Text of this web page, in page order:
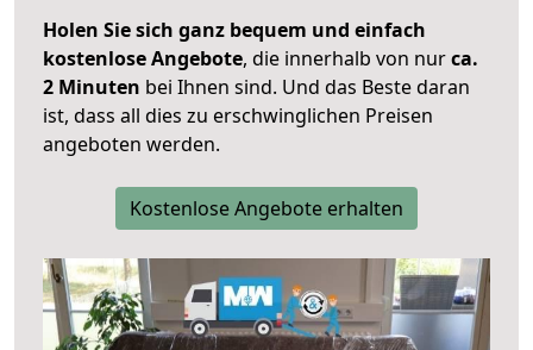
Holen Sie sich ganz bequem und einfach
kostenlose Angebote, die innerhalb von nurca.
2 Minuten bei Ihnen sind. Und das Beste daran
ist, dass all dies zu erschwinglichen Preisen
angeboten werden.
Kostenlose Angebote erhalten